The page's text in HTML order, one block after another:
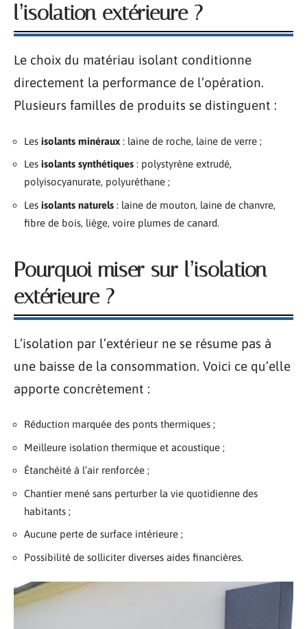
l’isolation extérieure ?
Le choix du matériau isolant conditionne
directement la performance de l’opération.
Plusieurs familles de produits se distinguent :
Les isolants minéraux : laine de roche, laine de verre ;
Les isolants synthétiques : polystyrène extrudé,
polyisocyanurate, polyuréthane ;
Les isolants naturels : laine de mouton, laine de chanvre,
fibre de bois, liège, voire plumes de canard.
Pourquoi miser sur l’isolation
extérieure ?
L’isolation par l’extérieur ne se résume pas à
une baisse de la consommation. Voici ce qu’elle
apporte concrètement :
Réduction marquée des ponts thermiques ;
Meilleure isolation thermique et acoustique ;
Étanchéité à l’air renforcée ;
Chantier mené sans perturber la vie quotidienne des
habitants ;
Aucune perte de surface intérieure ;
Possibilité de solliciter diverses aides financières.